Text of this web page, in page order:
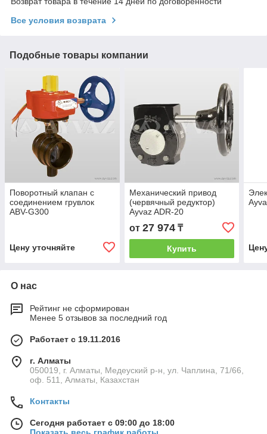
Все условия возврата
Подобные товары компании
Поворотный клапан с
соединением грувлок
ABV-G300
Цену уточняйте
Механический привод
(червячный редуктор)
Ayvaz ADR-20
от 27 974₸
Купить
О нас
Рейтинг не сформирован
Менее 5 отзывов за последний год
Работает с 19.11.2016
г. Алматы
050019, г. Алматы, Медеуский р-н, ул. Чаплина, 71/66,
оф. 511, Алматы, Казахстан
Контакты
Сегодня работает с 09:00 до 18:00